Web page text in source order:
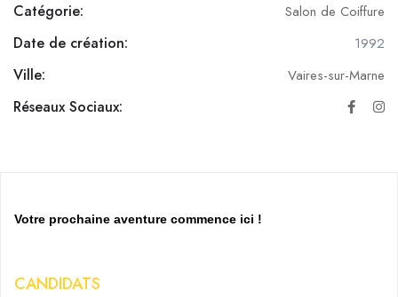
Catégorie: Salon de Coiffure
Date de création: 1992
Ville: Vaires-sur-Marne
Réseaux Sociaux:
Votre prochaine aventure commence ici !
CANDIDATS